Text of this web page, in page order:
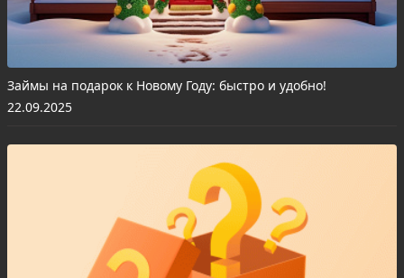
Займы на подарок к Новому Году: быстро и удобно!
22.09.2025